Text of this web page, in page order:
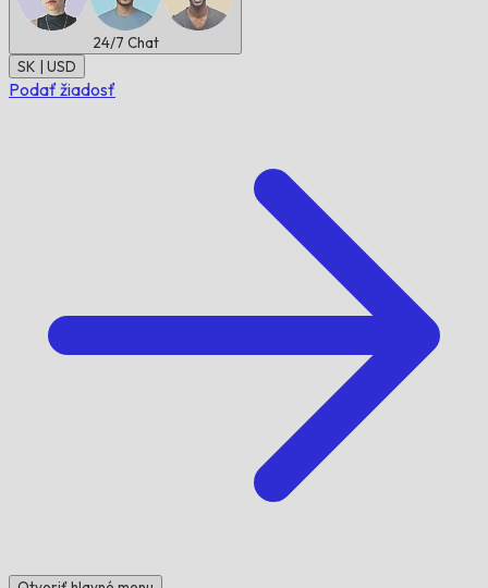
24/7 Chat
SK | USD
Podať žiadosť